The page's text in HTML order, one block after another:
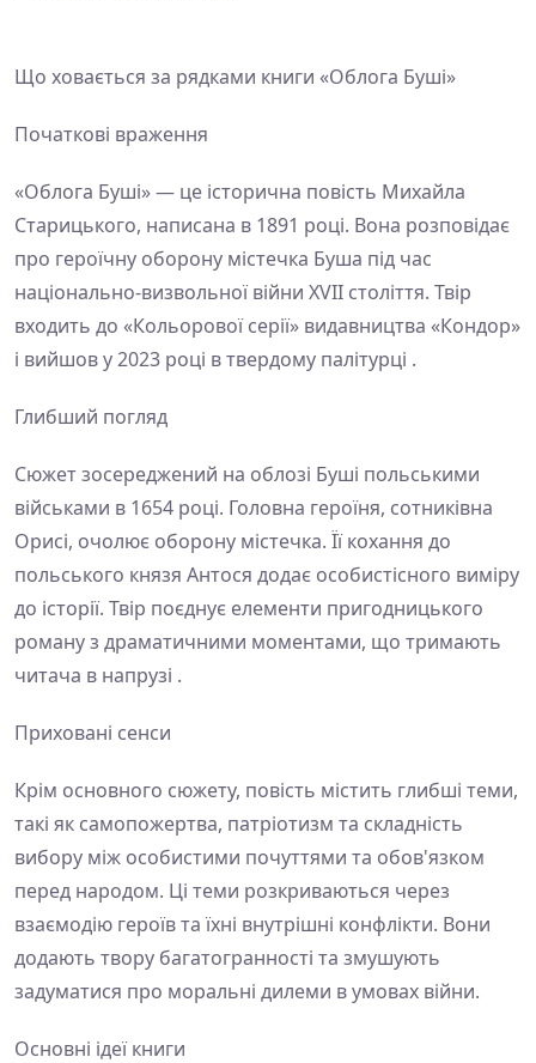
Що ховається за рядками книги «Облога Буші»
Початкові враження
«Облога Буші» — це історична повість Михайла
Старицького, написана в 1891 році. Вона розповідає
про героїчну оборону містечка Буша під час
національно-визвольної війни XVII століття. Твір
входить до «Кольорової серії» видавництва «Кондор»
і вийшов у 2023 році в твердому палітурці .
Глибший погляд
Сюжет зосереджений на облозі Буші польськими
військами в 1654 році. Головна героїня, сотниківна
Орисі, очолює оборону містечка. Її кохання до
польського князя Антося додає особистісного виміру
до історії. Твір поєднує елементи пригодницького
роману з драматичними моментами, що тримають
читача в напрузі .
Приховані сенси
Крім основного сюжету, повість містить глибші теми,
такі як самопожертва, патріотизм та складність
вибору між особистими почуттями та обов'язком
перед народом. Ці теми розкриваються через
взаємодію героїв та їхні внутрішні конфлікти. Вони
додають твору багатогранності та змушують
задуматися про моральні дилеми в умовах війни.
Основні ідеї книги